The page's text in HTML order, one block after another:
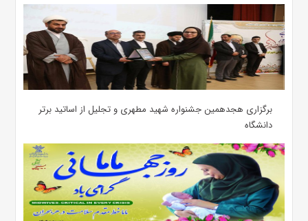
برگزاری هجدهمین جشنواره شهید مطهری و تجلیل از اساتید برتر
دانشگاه